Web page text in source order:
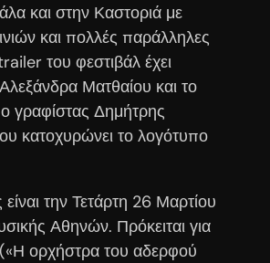
και στην Καστοριά με
και πολλές παράλληλες
του φεστιβάλ έχει
Ματθαίου και το
γραφίστας Δημήτρης
κατοχυρώνει το λογότυπο
είναι την Τετάρτη 26 Μαρτίου
Αθηνών. Πρόκειται για
ορχήστρα του αδερφού